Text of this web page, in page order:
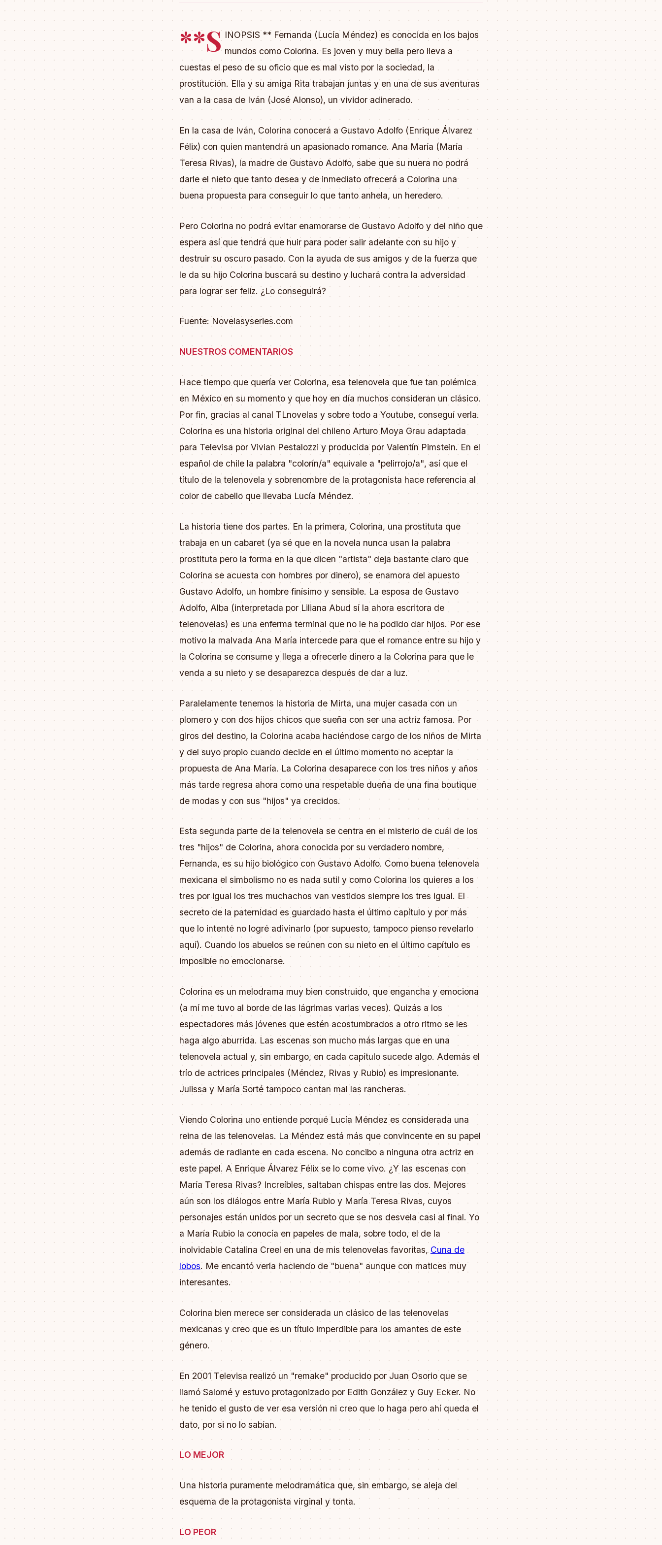
**S INOPSIS ** Fernanda (Lucía Méndez) es conocida en los bajos
mundos como Colorina. Es joven y muy bella pero lleva a
cuestas el peso de su oficio que es mal visto por la sociedad, la
prostitución. Ella y su amiga Rita trabajan juntas y en una de sus aventuras
van a la casa de Iván (José Alonso), un vividor adinerado.
En la casa de Iván, Colorina conocerá a Gustavo Adolfo (Enrique Álvarez
Félix) con quien mantendrá un apasionado romance. Ana María (María
Teresa Rivas), la madre de Gustavo Adolfo, sabe que su nuera no podrá
darle el nieto que tanto desea y de inmediato ofrecerá a Colorina una
buena propuesta para conseguir lo que tanto anhela, un heredero.
Pero Colorina no podrá evitar enamorarse de Gustavo Adolfo y del niño que
espera así que tendrá que huir para poder salir adelante con su hijo y
destruir su oscuro pasado. Con la ayuda de sus amigos y de la fuerza que
le da su hijo Colorina buscará su destino y luchará contra la adversidad
para lograr ser feliz. ¿Lo conseguirá?
Fuente: Novelasyseries.com
NUESTROS COMENTARIOS
Hace tiempo que quería ver Colorina, esa telenovela que fue tan polémica
en México en su momento y que hoy en día muchos consideran un clásico.
Por fin, gracias al canal TLnovelas y sobre todo a Youtube, conseguí verla.
Colorina es una historia original del chileno Arturo Moya Grau adaptada
para Televisa por Vivian Pestalozzi y producida por Valentín Pimstein. En el
español de chile la palabra "colorín/a" equivale a "pelirrojo/a", así que el
título de la telenovela y sobrenombre de la protagonista hace referencia al
color de cabello que llevaba Lucía Méndez.
La historia tiene dos partes. En la primera, Colorina, una prostituta que
trabaja en un cabaret (ya sé que en la novela nunca usan la palabra
prostituta pero la forma en la que dicen "artista" deja bastante claro que
Colorina se acuesta con hombres por dinero), se enamora del apuesto
Gustavo Adolfo, un hombre finísimo y sensible. La esposa de Gustavo
Adolfo, Alba (interpretada por Liliana Abud sí la ahora escritora de
telenovelas) es una enferma terminal que no le ha podido dar hijos. Por ese
motivo la malvada Ana María intercede para que el romance entre su hijo y
la Colorina se consume y llega a ofrecerle dinero a la Colorina para que le
venda a su nieto y se desaparezca después de dar a luz.
Paralelamente tenemos la historia de Mirta, una mujer casada con un
plomero y con dos hijos chicos que sueña con ser una actriz famosa. Por
giros del destino, la Colorina acaba haciéndose cargo de los niños de Mirta
y del suyo propio cuando decide en el último momento no aceptar la
propuesta de Ana María. La Colorina desaparece con los tres niños y años
más tarde regresa ahora como una respetable dueña de una fina boutique
de modas y con sus "hijos" ya crecidos.
Esta segunda parte de la telenovela se centra en el misterio de cuál de los
tres "hijos" de Colorina, ahora conocida por su verdadero nombre,
Fernanda, es su hijo biológico con Gustavo Adolfo. Como buena telenovela
mexicana el simbolismo no es nada sutil y como Colorina los quieres a los
tres por igual los tres muchachos van vestidos siempre los tres igual. El
secreto de la paternidad es guardado hasta el último capítulo y por más
que lo intenté no logré adivinarlo (por supuesto, tampoco pienso revelarlo
aquí). Cuando los abuelos se reúnen con su nieto en el último capítulo es
imposible no emocionarse.
Colorina es un melodrama muy bien construido, que engancha y emociona
(a mí me tuvo al borde de las lágrimas varias veces). Quizás a los
espectadores más jóvenes que estén acostumbrados a otro ritmo se les
haga algo aburrida. Las escenas son mucho más largas que en una
telenovela actual y, sin embargo, en cada capítulo sucede algo. Además el
trío de actrices principales (Méndez, Rivas y Rubio) es impresionante.
Julissa y María Sorté tampoco cantan mal las rancheras.
Viendo Colorina uno entiende porqué Lucía Méndez es considerada una
reina de las telenovelas. La Méndez está más que convincente en su papel
además de radiante en cada escena. No concibo a ninguna otra actriz en
este papel. A Enrique Álvarez Félix se lo come vivo. ¿Y las escenas con
María Teresa Rivas? Increíbles, saltaban chispas entre las dos. Mejores
aún son los diálogos entre María Rubio y María Teresa Rivas, cuyos
personajes están unidos por un secreto que se nos desvela casi al final. Yo
a María Rubio la conocía en papeles de mala, sobre todo, el de la
inolvidable Catalina Creel en una de mis telenovelas favoritas,Cuna de
lobos. Me encantó verla haciendo de "buena" aunque con matices muy
interesantes.
Colorina bien merece ser considerada un clásico de las telenovelas
mexicanas y creo que es un título imperdible para los amantes de este
género.
En 2001 Televisa realizó un "remake" producido por Juan Osorio que se
llamó Salomé y estuvo protagonizado por Edith González y Guy Ecker. No
he tenido el gusto de ver esa versión ni creo que lo haga pero ahí queda el
dato, por si no lo sabían.
LO MEJOR
Una historia puramente melodramática que, sin embargo, se aleja del
esquema de la protagonista virginal y tonta.
LO PEOR